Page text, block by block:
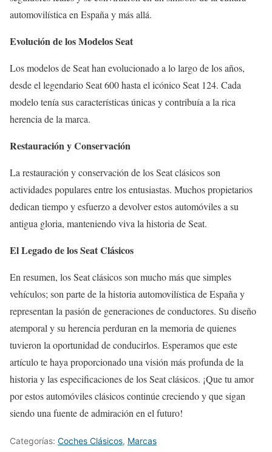
automovilística en España y más allá.
Evolución de los Modelos Seat
Los modelos de Seat han evolucionado a lo largo de los años,
desde el legendario Seat 600 hasta el icónico Seat 124. Cada
modelo tenía sus características únicas y contribuía a la rica
herencia de la marca.
Restauración y Conservación
La restauración y conservación de los Seat clásicos son
actividades populares entre los entusiastas. Muchos propietarios
dedican tiempo y esfuerzo a devolver estos automóviles a su
antigua gloria, manteniendo viva la historia de Seat.
El Legado de los Seat Clásicos
En resumen, los Seat clásicos son mucho más que simples
vehículos; son parte de la historia automovilística de España y
representan la pasión de generaciones de conductores. Su diseño
atemporal y su herencia perduran en la memoria de quienes
tuvieron la oportunidad de conducirlos. Esperamos que este
artículo te haya proporcionado una visión más profunda de la
historia y las especificaciones de los Seat clásicos. ¡Que tu amor
por estos automóviles clásicos continúe creciendo y que sigan
siendo una fuente de admiración en el futuro!
Categorías: Coches Clásicos, Marcas